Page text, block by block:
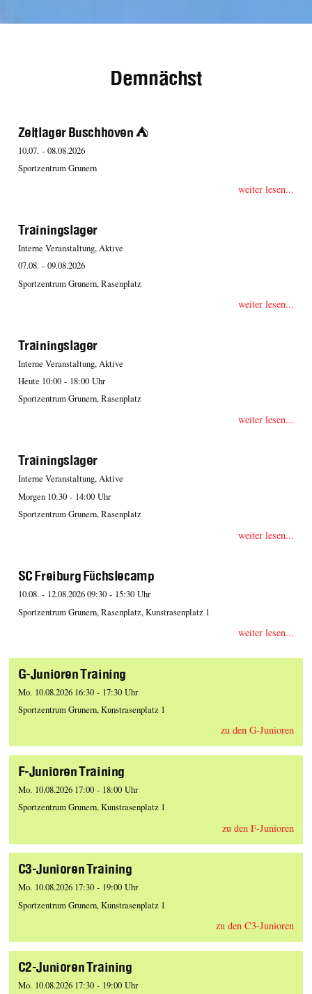
Demnächst
Zeltlager Buschhoven ⛺️
10.07. - 08.08.2026
Sportzentrum Grunern
weiter lesen...
Trainingslager
Interne Veranstaltung, Aktive
07.08. - 09.08.2026
Sportzentrum Grunern, Rasenplatz
weiter lesen...
Trainingslager
Interne Veranstaltung, Aktive
Heute 10:00 - 18:00 Uhr
Sportzentrum Grunern, Rasenplatz
weiter lesen...
Trainingslager
Interne Veranstaltung, Aktive
Morgen 10:30 - 14:00 Uhr
Sportzentrum Grunern, Rasenplatz
weiter lesen...
SC Freiburg Füchslecamp
10.08. - 12.08.2026 09:30 - 15:30 Uhr
Sportzentrum Grunern, Rasenplatz, Kunstrasenplatz 1
weiter lesen...
G-Junioren Training
Mo. 10.08.2026 16:30 - 17:30 Uhr
Sportzentrum Grunern, Kunstrasenplatz 1
zu den G-Junioren
F-Junioren Training
Mo. 10.08.2026 17:00 - 18:00 Uhr
Sportzentrum Grunern, Kunstrasenplatz 1
zu den F-Junioren
C3-Junioren Training
Mo. 10.08.2026 17:30 - 19:00 Uhr
Sportzentrum Grunern, Kunstrasenplatz 1
zu den C3-Junioren
C2-Junioren Training
Mo. 10.08.2026 17:30 - 19:00 Uhr